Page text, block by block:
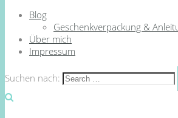
Blog
Geschenkverpackung &
Über mich
Impressum
Suchen nach: